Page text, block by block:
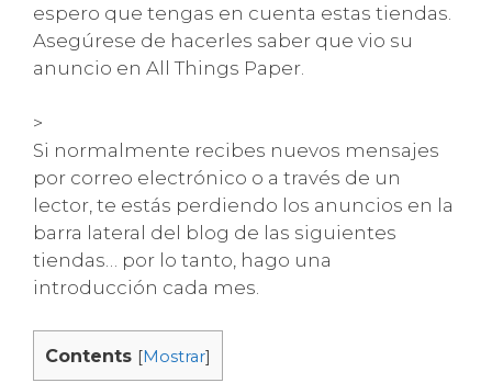
espero que tengas en cuenta estas tiendas.
Asegúrese de hacerles saber que vio su
anuncio en All Things Paper.
>
Si normalmente recibes nuevos mensajes
por correo electrónico o a través de un
lector, te estás perdiendo los anuncios en la
barra lateral del blog de las siguientes
tiendas… por lo tanto, hago una
introducción cada mes.
Contents [Mostrar]